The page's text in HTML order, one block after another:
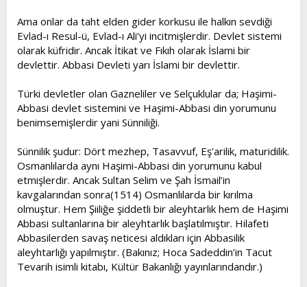
Ama onlar da taht elden gider korkusu ile halkın sevdiği
Evlad-ı Resul-ü, Evlad-ı Ali’yi incitmişlerdir. Devlet sistemi
olarak küfridir. Ancak İtikat ve Fıkıh olarak İslami bir
devlettir. Abbasi Devleti yarı İslami bir devlettir.
Türki devletler olan Gazneliler ve Selçuklular da; Haşimi-
Abbasi devlet sistemini ve Haşimi-Abbasi din yorumunu
benimsemişlerdir yani Sünniliği.
Sünnilik şudur: Dört mezhep, Tasavvuf, Eş'arilik, maturidilik.
Osmanlılarda aynı Haşimi-Abbasi din yorumunu kabul
etmişlerdir. Ancak Sultan Selim ve Şah İsmail’in
kavgalarından sonra(1514) Osmanlılarda bir kırılma
olmuştur. Hem Şiiliğe şiddetli bir aleyhtarlık hem de Haşimi
Abbasi sultanlarına bir aleyhtarlık başlatılmıştır. Hilafeti
Abbasilerden savaş neticesi aldıkları için Abbasilik
aleyhtarlığı yapılmıştır. (Bakınız; Hoca Sadeddin’in Tacut
Tevarih isimli kitabı, Kültür Bakanlığı yayınlarındandır.)